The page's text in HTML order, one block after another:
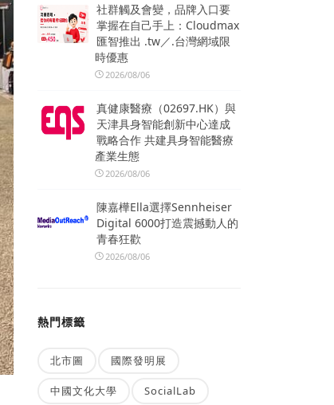
社群觸及會變，品牌入口要
掌握在自己手上：Cloudmax
匯智推出 .tw／.台灣網域限
時優惠
2026/08/06
真健康醫療（02697.HK）與
天津具身智能創新中心達成
戰略合作 共建具身智能醫療
產業生態
2026/08/06
陳嘉樺Ella選擇Sennheiser
Digital 6000打造震撼動人的
青春狂歡
2026/08/06
熱門標籤
北市圖 國際發明展
中國文化大學 SocialLab